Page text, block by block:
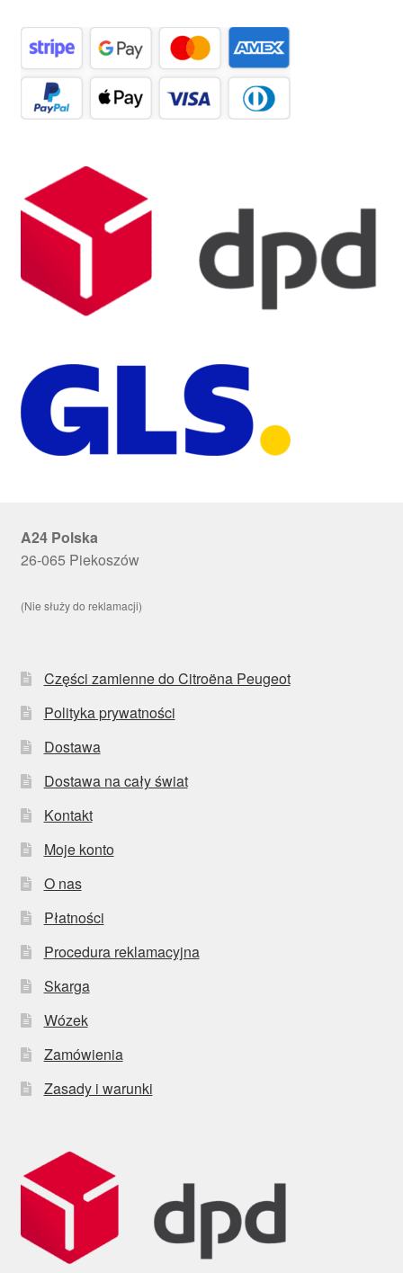
A24 Polska
26-065 Piekoszów
(Nie służy do reklamacji)
Części zamienne do Citroëna Peugeot
Polityka prywatności
Dostawa
Dostawa na cały świat
Kontakt
Moje konto
O nas
Płatności
Procedura reklamacyjna
Skarga
Wózek
Zamówienia
Zasady i warunki